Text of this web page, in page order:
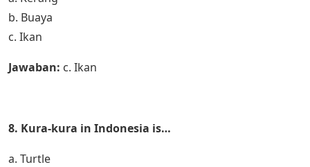
b. Buaya
c. Ikan
Jawaban: c. Ikan
8. Kura-kura in Indonesia is…
a. Turtle